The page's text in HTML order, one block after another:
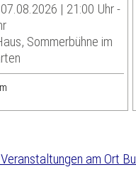
| 21:00 Uhr -
Sommerbühne im